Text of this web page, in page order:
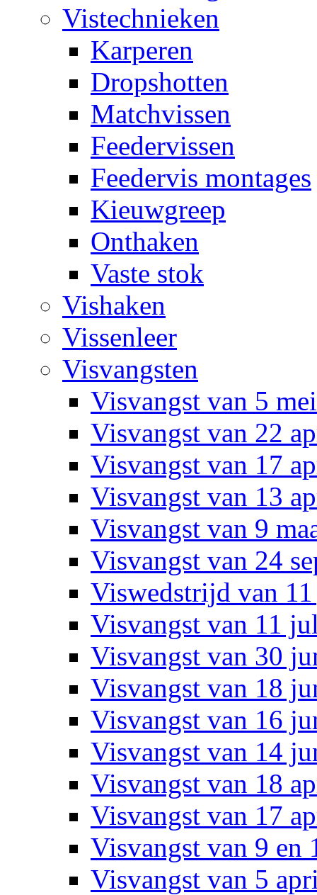
Vistechnieken
Karperen
Dropshotten
Matchvissen
Feedervissen
Feedervis montages
Kieuwgreep
Onthaken
Vaste stok
Vishaken
Vissenleer
Visvangsten
Visvangst van 5
Visvangst van 22
Visvangst van 17
Visvangst van 13
Visvangst van 9
Visvangst van 24
Viswedstrijd van
Visvangst van 11
Visvangst van 30
Visvangst van 18
Visvangst van 16
Visvangst van 14
Visvangst van 18
Visvangst van 17
Visvangst van 9 en
Visvangst van 5